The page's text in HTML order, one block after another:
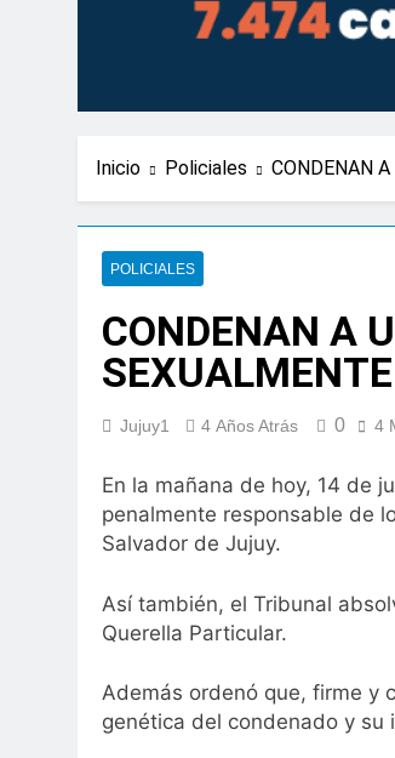
Inicio Policiales CONDENAN
POLICIALES
CONDENAN A
Jujuy1 4 Años Atrás 0 4
En la mañana de hoy, 14 de
penalmente responsable de
Salvador de Jujuy.
Así también, el Tribunal
Querella Particular.
Además ordenó que, firme y
genética del condenado y su